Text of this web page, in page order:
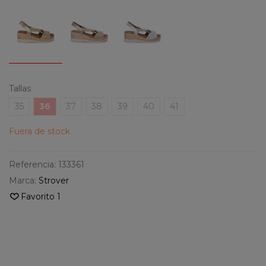
Tallas
35
36 37 38 39 40 41
Fuera de stock
Referencia: 133361
Marca: Strover
Favorito 1